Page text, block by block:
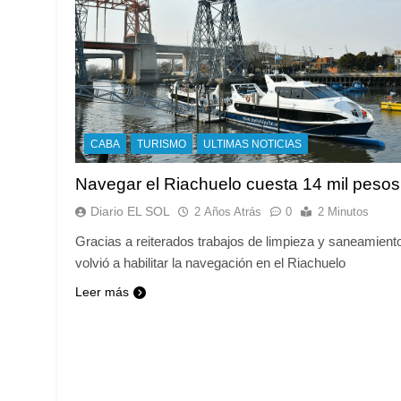
CABA TURISMO ULTIMAS NOTICIAS
Navegar el Riachuelo cuesta 14 mil pesos
Diario EL SOL 2 Años Atrás 0 2 Minutos
Gracias a reiterados trabajos de limpieza y
volvió a habilitar la navegación en el Riachuelo
Leer más